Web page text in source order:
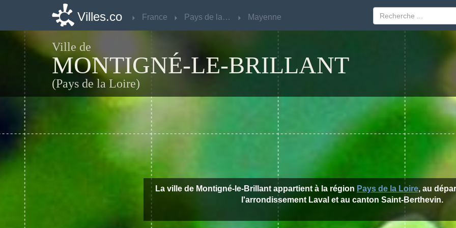
Villes.co France Pays de la Loire Mayenne
Ville de
MONTIGNÉ-LE-BRILLANT
(Pays de la Loire)
La ville de Montigné-le-Brillant appartient à la région Pays de la Loire, au
l'arrondissement Laval et au canton Saint-Berthevin.
Villes.co France Pays de la Loire Mayenne